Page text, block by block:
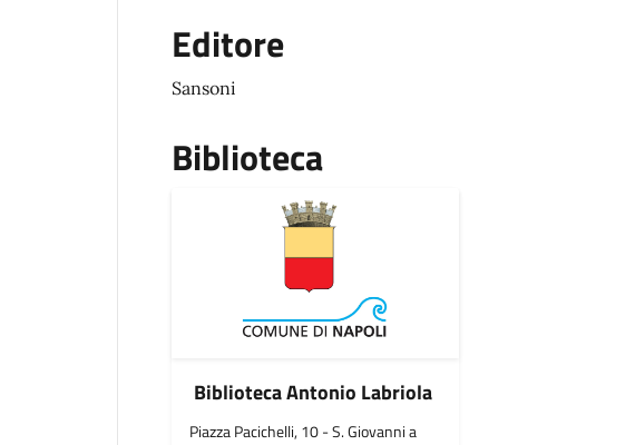
Editore
Sansoni
Biblioteca
Biblioteca Antonio Labriola
Piazza Pacichelli, 10 - S. Giovanni a